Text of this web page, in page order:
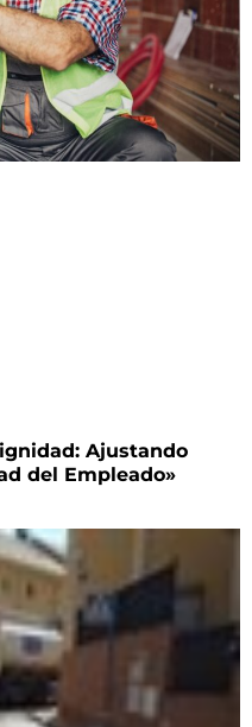
Ajustando
del Empleado»